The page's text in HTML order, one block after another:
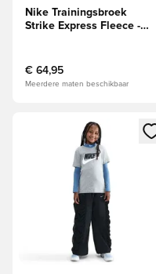
Nike Trainingsbroek
Strike Express Fleece -
€ 64,95
Meerdere maten beschikbaar
Opent een venster om